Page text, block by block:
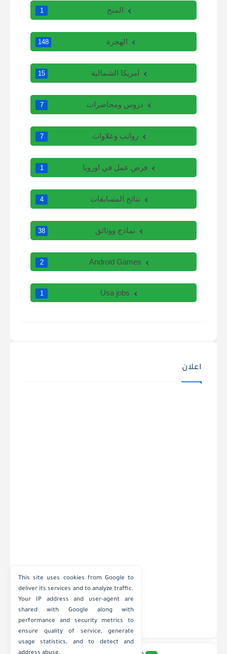
المنح 1
الهجرة 148
امريكا الشمالية 15
دروس ومحاضرات 7
رواتب وعلاوات 7
فرص عمل في اوروبا 1
نتائج المسابقات 4
نماذج ووثائق 38
Android Games
2
Usa jobs
1
اعلان
This site uses cookies from Google to
deliver its services and to analyze traffic.
Your IP address and user-agent are
shared with Google along with
performance and security metrics to
ensure quality of service, generate
usage statistics, and to detect and